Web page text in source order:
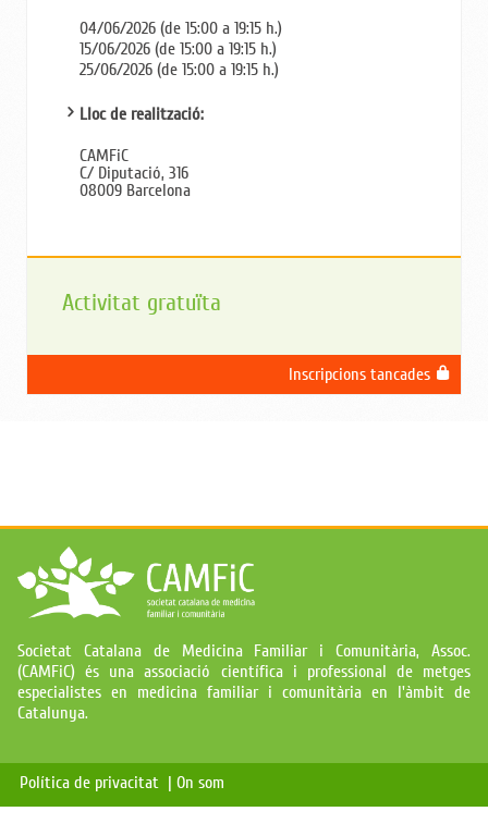
04/06/2026 (de 15:00 a 19:15 h.)
15/06/2026 (de 15:00 a 19:15 h.)
25/06/2026 (de 15:00 a 19:15 h.)
Lloc de realització:
CAMFiC
C/ Diputació, 316
08009 Barcelona
Activitat gratuïta
Inscripcions tancades
Societat Catalana de Medicina Familiar i Comunitària, Assoc.
(CAMFiC) és una associació científica i professional de metges
especialistes en medicina familiar i comunitària en l'àmbit de
Catalunya.
Política de privacitat | On som